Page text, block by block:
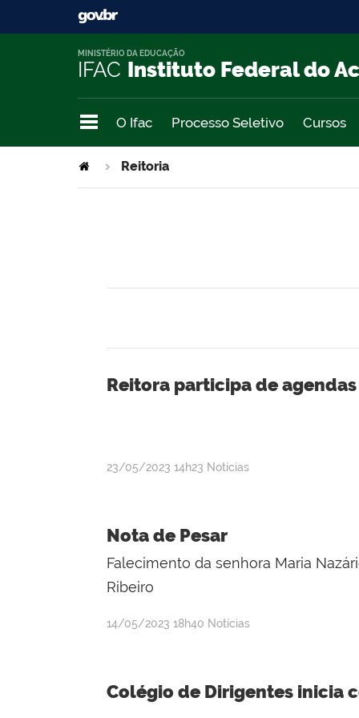
IFAC Instituto Federal do
MINISTÉRIO DA EDUCAÇÃO
O Ifac Processo Seletivo Cursos
Reitoria
Reitora participa de
por
publicado
23/05/2023 14h23 Notícias
Nota de Pesar
Falecimento da senhora Maria
Ribeiro
por
publicado
14/05/2023 18h40 Notícias
Colégio de Dirigentes inicia